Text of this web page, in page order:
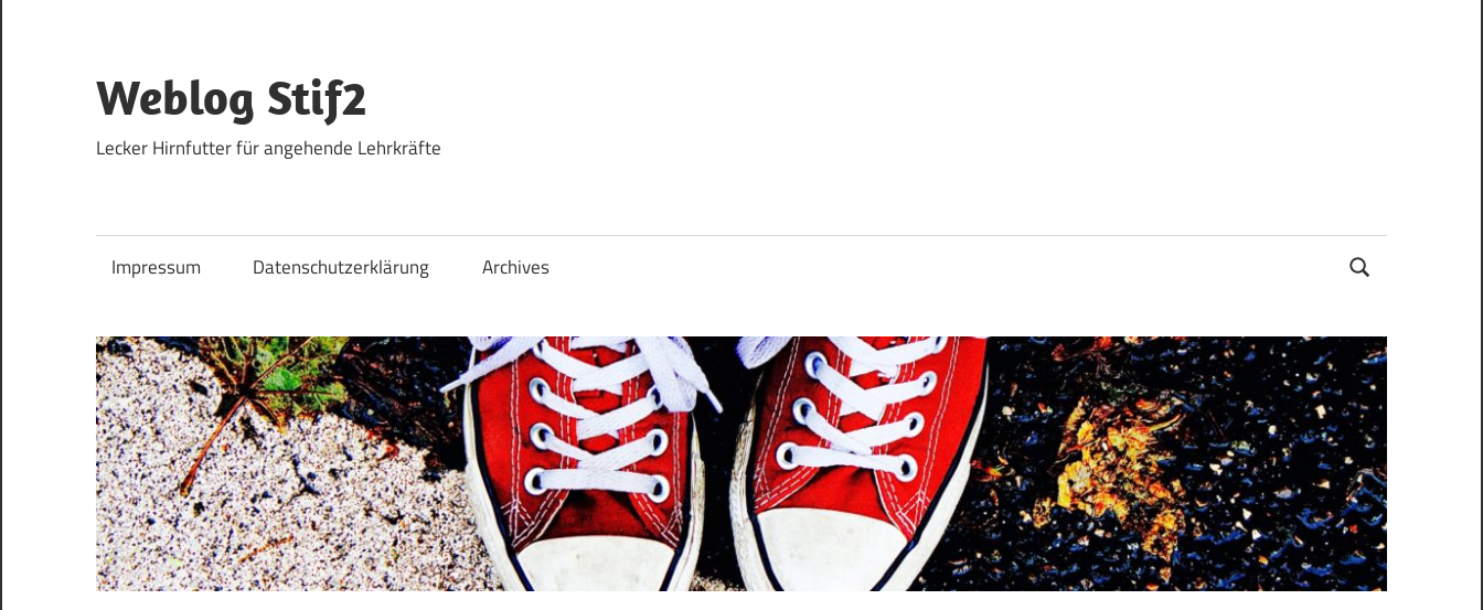
springen
Weblog Stif2
Lecker Hirnfutter für angehende Lehrkräfte
Impressum Datenschutzerklärung Archives